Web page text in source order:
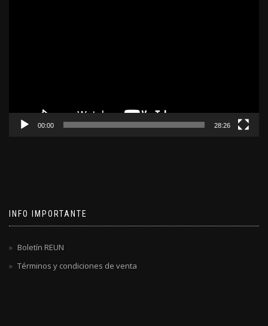
00:00 28:26
INFO IMPORTANTE
Boletín REUN
Términos y condiciones de venta